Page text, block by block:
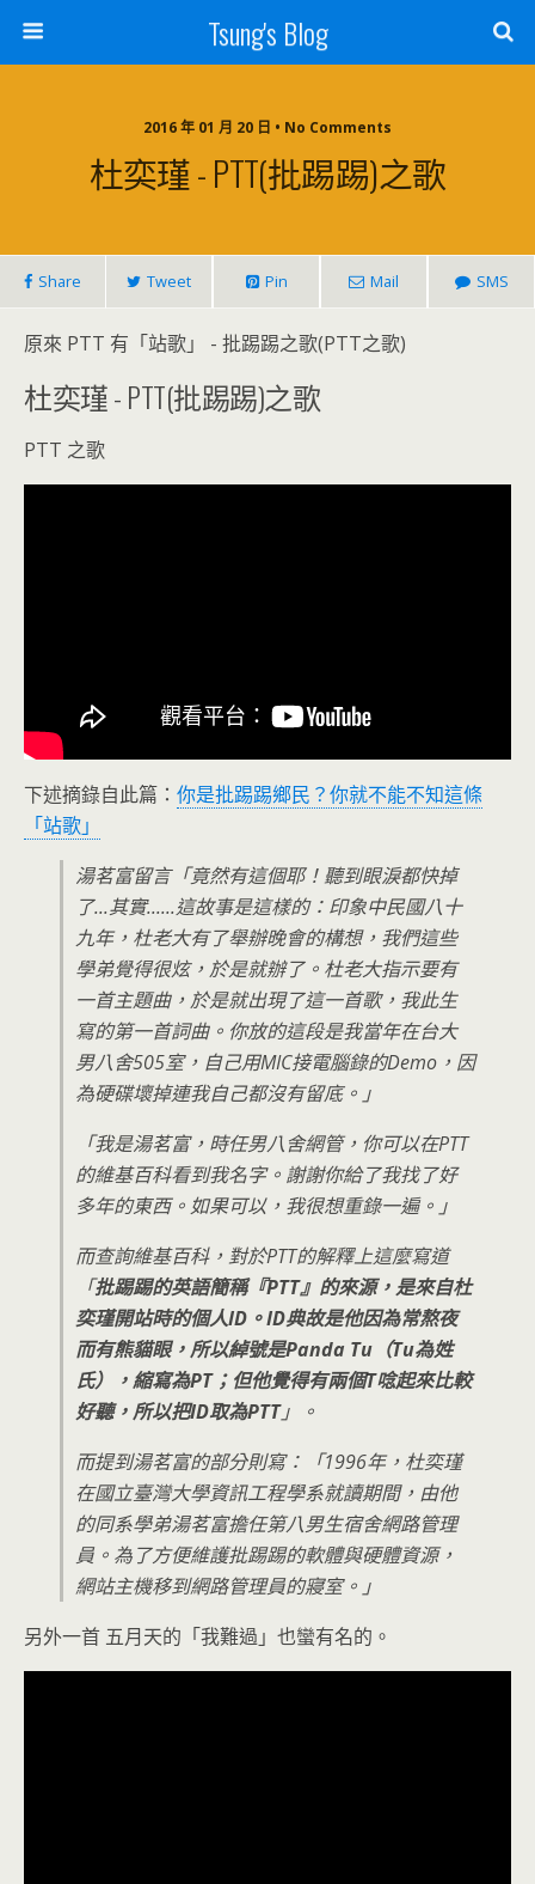
Tsung's Blog
2016 年 01 月 20 日 • No Comments
杜奕瑾 - PTT(批踢踢)之歌
Share Tweet Pin Mail SMS
原來 PTT 有「站歌」 - 批踢踢之歌(PTT之歌)
杜奕瑾 - PTT(批踢踢)之歌
PTT 之歌
下述摘錄自此篇： 你是批踢踢鄉民？你就不能不知這條
「站歌」
湯茗富留言「竟然有這個耶！聽到眼淚都快掉
了...其實......這故事是這樣的：印象中民國八十
九年，杜老大有了舉辦晚會的構想，我們這些
學弟覺得很炫，於是就辦了。杜老大指示要有
一首主題曲，於是就出現了這一首歌，我此生
寫的第一首詞曲。你放的這段是我當年在台大
男八舍505室，自己用MIC接電腦錄的Demo，因
為硬碟壞掉連我自己都沒有留底。」
「我是湯茗富，時任男八舍網管，你可以在PTT
的維基百科看到我名字。謝謝你給了我找了好
多年的東西。如果可以，我很想重錄一遍。」
而查詢維基百科，對於PTT的解釋上這麼寫道
「批踢踢的英語簡稱『PTT』的來源，是來自杜
奕瑾開站時的個人ID。ID典故是他因為常熬夜
而有熊貓眼，所以綽號是Panda Tu（Tu為姓
氏），縮寫為PT；但他覺得有兩個T唸起來比較
好聽，所以把ID取為PTT」。
而提到湯茗富的部分則寫：「1996年，杜奕瑾
在國立臺灣大學資訊工程學系就讀期間，由他
的同系學弟湯茗富擔任第八男生宿舍網路管理
員。為了方便維護批踢踢的軟體與硬體資源，
網站主機移到網路管理員的寢室。」
另外一首 五月天的「我難過」也蠻有名的。